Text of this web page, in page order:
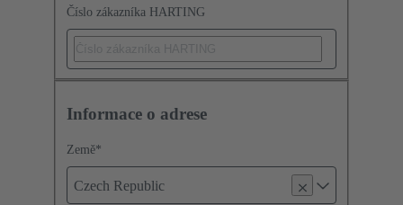
Číslo zákazníka HARTING
Informace o adrese
Země*
Czech Republic